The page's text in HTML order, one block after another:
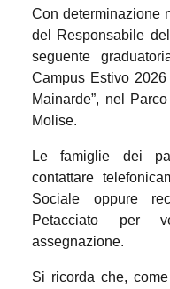
Con determinazione
del Responsabile
seguente
Campus Estivo
Mainarde”, nel
Molise.
Le famiglie dei
contattare
Sociale oppure
Petacciato per
assegnazione.
Si ricorda che,